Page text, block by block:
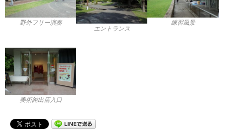
野外フリー演奏
エントランス
練習風景
美術館出店入口